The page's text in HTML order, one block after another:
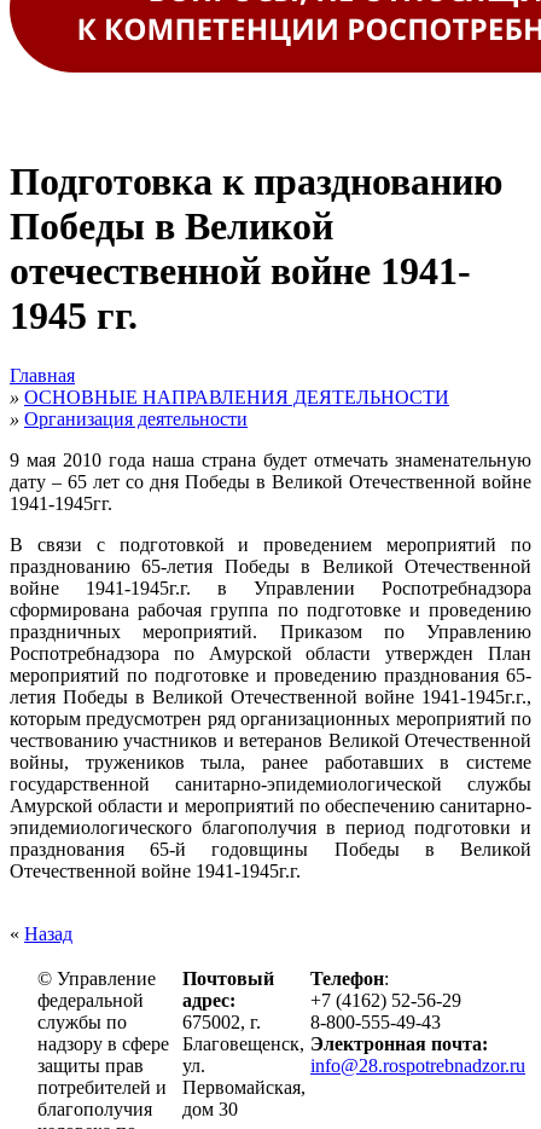
Подготовка к празднованию
Победы в Великой
отечественной войне 1941-
1945 гг.
Главная
» ОСНОВНЫЕ НАПРАВЛЕНИЯ ДЕЯТЕЛЬНОСТИ
» Организация деятельности
9 мая 2010 года наша страна будет отмечать знаменательную
дату – 65 лет со дня Победы в Великой Отечественной войне
1941-1945гг.
В связи с подготовкой и проведением мероприятий по
празднованию 65-летия Победы в Великой Отечественной
войне 1941-1945г.г. в Управлении Роспотребнадзора
сформирована рабочая группа по подготовке и проведению
праздничных мероприятий. Приказом по Управлению
Роспотребнадзора по Амурской области утвержден План
мероприятий по подготовке и проведению празднования 65-
летия Победы в Великой Отечественной войне 1941-1945г.г.,
которым предусмотрен ряд организационных мероприятий по
чествованию участников и ветеранов Великой Отечественной
войны, тружеников тыла, ранее работавших в системе
государственной санитарно-эпидемиологической службы
Амурской области и мероприятий по обеспечению санитарно-
эпидемиологического благополучия в период подготовки и
празднования 65-й годовщины Победы в Великой
Отечественной войне 1941-1945г.г.
« Назад
© Управление
федеральной
службы по
надзору в сфере
защиты прав
потребителей и
благополучия
Почтовый
адрес:
675002, г.
Благовещенск,
ул.
Первомайская,
дом 30
Телефон:
+7 (4162) 52-56-29
8-800-555-49-43
Электронная почта:
info@28.rospotrebnadzor.ru